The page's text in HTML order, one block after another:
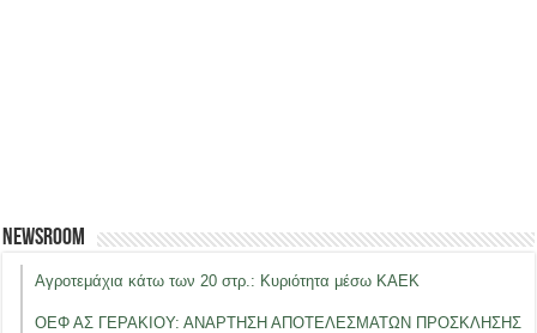
Newsroom
Αγροτεμάχια κάτω των 20 στρ.: Κυριότητα μέσω ΚΑΕΚ
ΟΕΦ ΑΣ ΓΕΡΑΚΙΟΥ: ΑΝΑΡΤΗΣΗ ΑΠΟΤΕΛΕΣΜΑΤΩΝ ΠΡΟΣΚΛΗΣΗΣ